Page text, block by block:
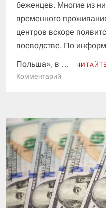
беженцев. Многие из
временного
центров вскоре
воеводстве. По
Польша», в …
Комментарий
бесплатное
жилье
украинским
беженцам:
кто
и
когда
cможет